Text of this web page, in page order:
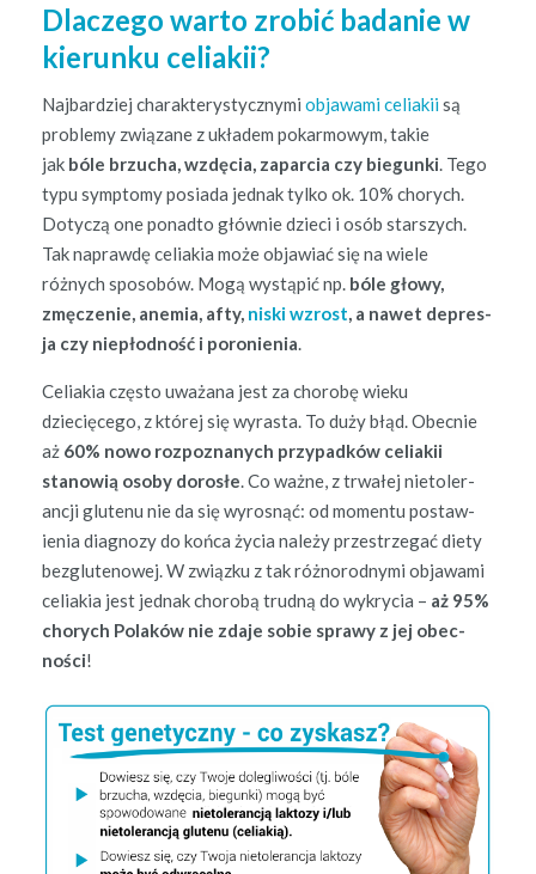
Dlaczego warto zrobić badanie w
kierunku celiakii?
Najbardziej charak­terysty­czny­mi objawa­mi celi­akiisą
prob­le­my związane z ukła­dem pokar­mowym, takie
jak bóle brzucha, wzdę­cia, zaparcia czy biegun­ki. Tego
typu symp­to­my posi­a­da jed­nak tylko ok. 10% chorych.
Doty­czą one pon­ad­to głównie dzieci i osób starszych.
Tak naprawdę celi­akia może objaw­iać się na wiele
różnych sposobów. Mogą wys­tąpić np. bóle głowy,
zmęcze­nie, ane­mia, afty, nis­ki wzrost, a nawet depres­
ja czy niepłod­ność i poronienia.
Celi­akia częs­to uważana jest za chorobę wieku
dziecięcego, z której się wyras­ta. To duży błąd. Obec­nie
aż 60% nowo rozpoz­nanych przy­pad­ków celi­akii
stanow­ią oso­by dorosłe. Co ważne, z trwałej nietol­er­
ancji glutenu nie da się wyros­nąć: od momen­tu postaw­
ienia diag­nozy do koń­ca życia należy przestrze­gać diety
bezg­lutenowej. W związku z tak różnorod­ny­mi objawa­mi
celi­akia jest jed­nak chorobą trud­ną do wykrycia – aż 95%
chorych Polaków nie zda­je sobie sprawy z jej obec­
noś­ci!